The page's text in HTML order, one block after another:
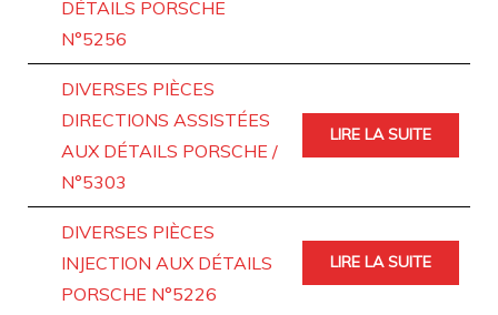
DÉTAILS PORSCHE
N°5256
DIVERSES PIÈCES
DIRECTIONS ASSISTÉES
AUX DÉTAILS PORSCHE /
N°5303
LIRE LA SUITE
DIVERSES PIÈCES
INJECTION AUX DÉTAILS
PORSCHE N°5226
LIRE LA SUITE